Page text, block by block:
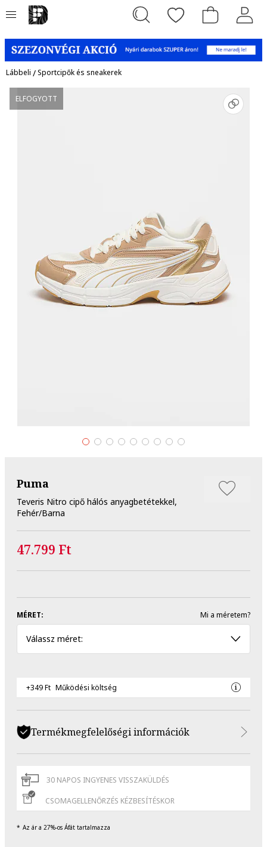
Lábbeli /Sportcipők és sneakerek
ELFOGYOTT
Puma
Teveris Nitro cipő hálós anyagbetétekkel,
Fehér/Barna
47.799 Ft
MÉRET: Mi a méretem?
Válassz méret:
+349 Ft Működési költség
Termékmegfelelőségi információk
30 NAPOS INGYENES VISSZAKÜLDÉS
CSOMAGELLENŐRZÉS KÉZBESÍTÉSKOR
Az ár a 27%-os Áfát tartalmazza